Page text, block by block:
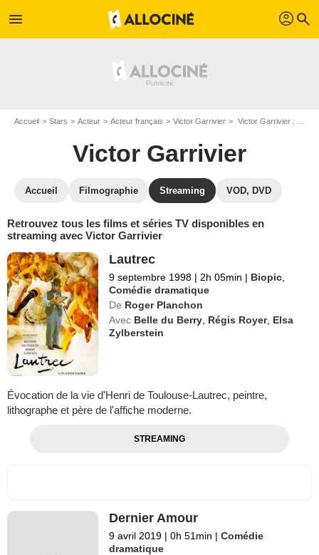
menu profil search
Accueil Stars Acteur Acteur français Victor Garrivier Victor Garrivier : Films et séries online
Victor Garrivier
Accueil Filmographie Streaming VOD, DVD
Retrouvez tous les films et séries TV disponibles en
streaming avec Victor Garrivier
Lautrec
9 septembre 1998 | 2h 05min | Biopic
Comédie dramatique
De Roger Planchon
Avec Belle du Berry Régis Royer, Elsa
Zylberstein
Évocation de la vie d'Henri de Toulouse-Lautrec, peintre,
lithographe et père de l'affiche moderne.
STREAMING
Dernier Amour
9 avril 2019 | 0h 51min | Comédie
dramatique